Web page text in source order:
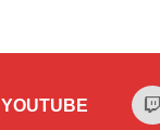
YOUTUBE